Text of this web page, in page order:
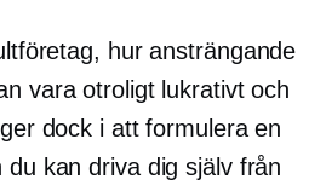
hur ansträngande
vara otroligt lukrativt och
dock i att formulera en
du kan driva dig själv från